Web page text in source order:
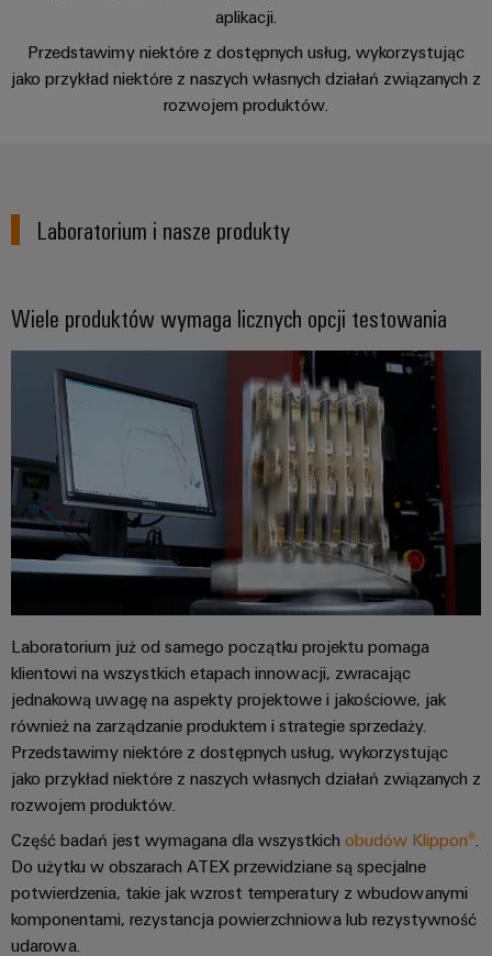
energii
wiatrowej
Fotowoltaika
celu
efektywnego
Infrastruktura
budynkowa
Rozwiązania
spełniające
budynkowej
Prefabrykacja
rozdzielnic
Rozwiązania
sprostać
wyzwaniom
związanym
z
prefabrykacją
rozdzielnic
Kolejnictwo
i
cyfrowe
rozwiązania
na
rzecz
przyjaznej
obiekt
Inteligentne
stanowisk
Smart
Building
Weidmüller
Configurator
rozwiązania
Analityka
przemysłowa
Automatyka
przemysłowa
Cyberbezpieczeństwo
w
przemyśle
przyłączeniowe
Okablowanie
PLC
serwisowe
Elektronika
przekaźnikowe
przekaźniki
półprzewodnikowe
Wzmacniacze
przetworniki
pomiarowe
Zasilacze
Obudowy
elektroniki
Ochrona
odgromowa
i
Inżynieria
Usługi
do
PCB
Usługi
laboratoryjne
Pomoc
techniczna
Pomoc
Zgodność
produktów
z
przepisami
w
zakresie
ochrony
środowiska
PSIRT
Dane
dotyczące
zarządzania
Mag
|
dla
klientów
Nasz
Aktualności
Aktualności
firmowe
Aktualności
produktowe
Newsletter
Nasi
partnerzy
Dystrybucja
aplikacji.
Przedstawimy niektóre z dostępnych usług, wykorzystując
jako przykład niektóre z naszych własnych działań związanych z
rozwojem produktów.
Laboratorium i nasze produkty
Wiele produktów wymaga licznych opcji testowania
Laboratorium już od samego początku projektu pomaga
klientowi na wszystkich etapach innowacji, zwracając
jednakową uwagę na aspekty projektowe i jakościowe, jak
również na zarządzanie produktem i strategie sprzedaży.
Przedstawimy niektóre z dostępnych usług, wykorzystując
jako przykład niektóre z naszych własnych działań związanych z
rozwojem produktów.
Część badań jest wymagana dla wszystkich obudów Klippon®
Do użytku w obszarach ATEX przewidziane są specjalne
potwierdzenia, takie jak wzrost temperatury z wbudowanymi
komponentami, rezystancja powierzchniowa lub rezystywność
udarowa.